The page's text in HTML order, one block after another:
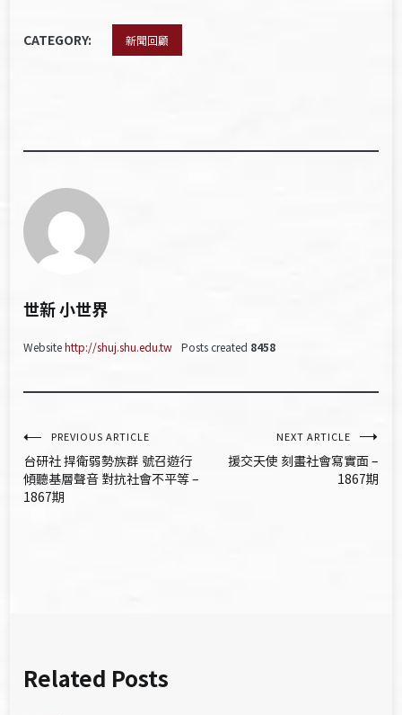
CATEGORY: 新聞回顧
世新 小世界
Websitehttp://shuj.shu.edu.tw Posts created 8458
文
章
導
PREVIOUS ARTICLE
台研社 捍衛弱勢族群 號召遊行
傾聽基層聲音 對抗社會不平等 –
1867期
NEXT ARTICLE
援交天使 刻畫社會寫實面 –
1867期
Related Posts